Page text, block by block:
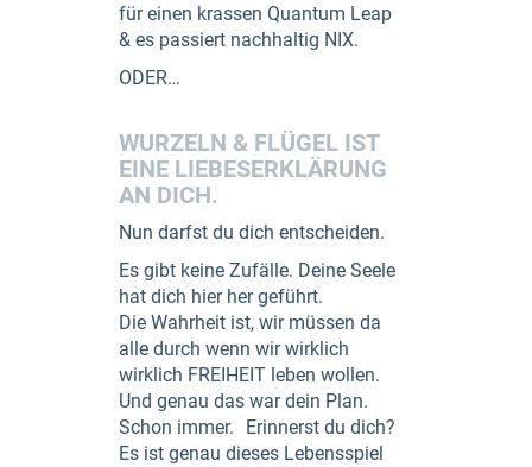
für einen krassen Quantum Leap
& es passiert nachhaltig NIX.
ODER…
WURZELN & FLÜGEL IST
EINE LIEBESERKLÄRUNG
AN DICH.
Nun darfst du dich entscheiden.
Es gibt keine Zufälle. Deine Seele
hat dich hier her geführt.
Die Wahrheit ist, wir müssen da
alle durch wenn wir wirklich
wirklich FREIHEIT leben wollen.
Und genau das war dein Plan.
Schon immer. Erinnerst du dich?
Es ist genau dieses Lebensspiel